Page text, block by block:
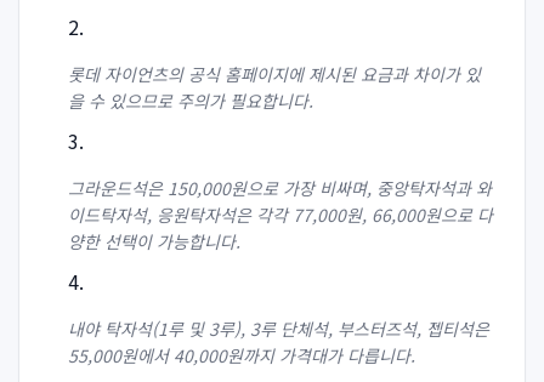
롯데 자이언츠의 공식 홈페이지에 제시된 요금과 차이가 있
을 수 있으므로 주의가 필요합니다.
그라운드석은 150,000원으로 가장 비싸며, 중앙탁자석과 와
이드탁자석, 응원탁자석은 각각 77,000원, 66,000원으로 다
양한 선택이 가능합니다.
내야 탁자석(1루 및 3루), 3루 단체석, 부스터즈석, 젭티석은
55,000원에서 40,000원까지 가격대가 다릅니다.